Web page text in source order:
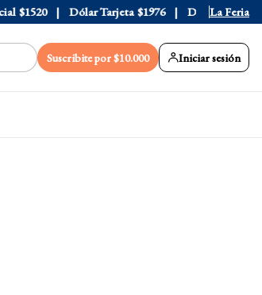
$1520 Dólar Tarjeta $1976 Dólar Blue $1530
La Feria
Suscribite por $10.000 Iniciar sesión